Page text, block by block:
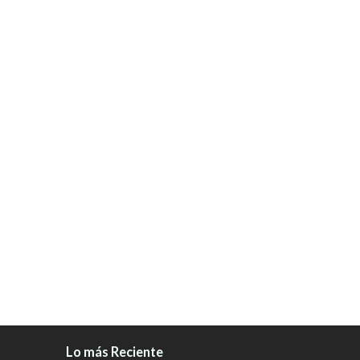
Lo más Reciente